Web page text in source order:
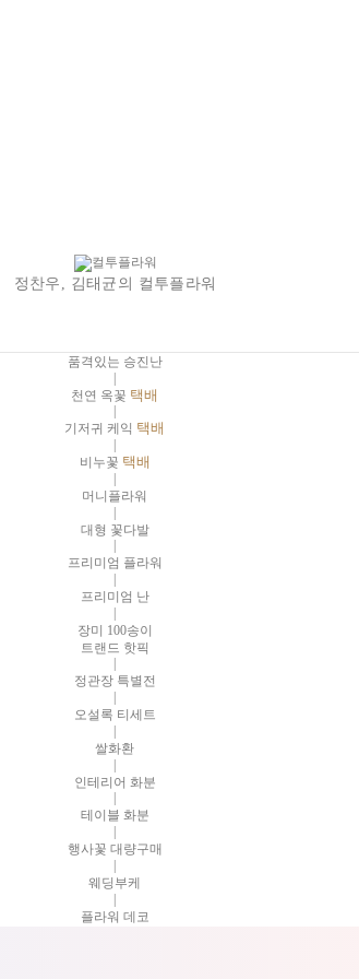
정찬우, 김태균의 컬투플라워
품격있는 승진난
|
천연 옥꽃 택배
기저귀 케익 택배
비누꽃 택배
|
머니플라워
|
대형 꽃다발
프리미엄 플라워
프리미엄 난
|
장미 100송이
트랜드 핫픽
정관장 특별전
오설록 티세트
|
쌀화환
|
인테리어 화분
테이블 화분
행사꽃 대량구매
|
웨딩부케
|
플라워 데코